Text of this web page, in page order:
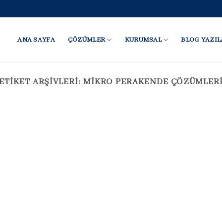
ANA SAYFA ÇÖZÜMLER KURUMSAL BLOG
ARŞIVLERI: MIKRO PERAKENDE